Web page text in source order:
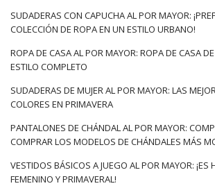
SUDADERAS CON CAPUCHA AL POR MAYOR:
COLECCIÓN DE ROPA EN UN ESTILO URBANO!
ROPA DE CASA AL POR MAYOR: ROPA DE CASA
ESTILO COMPLETO
SUDADERAS DE MUJER AL POR MAYOR: LAS
COLORES EN PRIMAVERA
PANTALONES DE CHÁNDAL AL POR MAYOR:
COMPRAR LOS MODELOS DE CHÁNDALES MÁS
VESTIDOS BÁSICOS A JUEGO AL POR MAYOR: ¡ES
FEMENINO Y PRIMAVERAL!